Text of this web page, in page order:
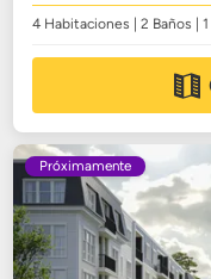
4 Habitaciones | 2 Baños | 1
Próximamente